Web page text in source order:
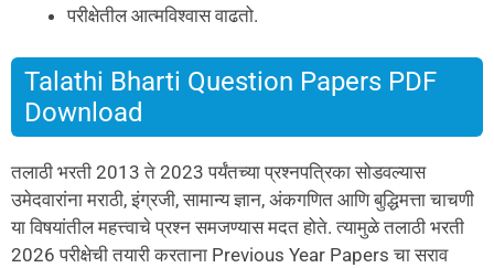
परीक्षेतील आत्मविश्वास वाढतो.
Talathi Bharti Question Papers PDF
Download
तलाठी भरती 2013 ते 2023 पर्यंतच्या प्रश्नपत्रिका सोडवल्यास
उमेदवारांना मराठी, इंग्रजी, सामान्य ज्ञान, अंकगणित आणि बुद्धिमत्ता चाचणी
या विषयांतील महत्त्वाचे प्रश्न समजण्यास मदत होते. त्यामुळे तलाठी भरती
2026 परीक्षेची तयारी करताना Previous Year Papers चा सराव